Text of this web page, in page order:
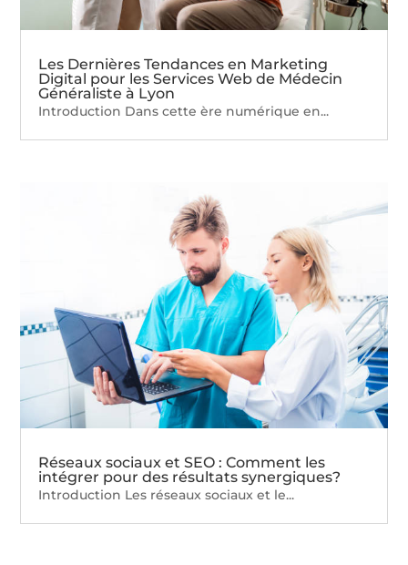
Les Dernières Tendances en Marketing
Digital pour les Services Web de Médecin
Généraliste à Lyon
Introduction Dans cette ère numérique en...
Réseaux sociaux et SEO : Comment les
intégrer pour des résultats synergiques?
Introduction Les réseaux sociaux et le...